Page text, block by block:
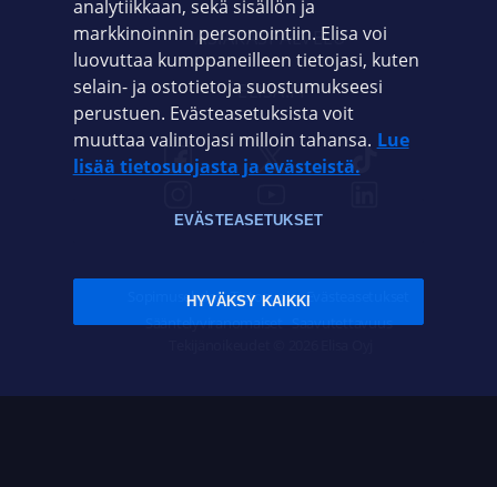
ASIAKASPALVELU
ELISA.FI
Sopimusehdot Tietosuoja Evästeasetukset
Sääntelyviranomaiset Saavutettavuus
analytiikkaan, sekä sisällön ja
markkinoinnin personointiin. Elisa voi
luovuttaa kumppaneilleen tietojasi, kuten
selain- ja ostotietoja suostumukseesi
perustuen. Evästeasetuksista voit
muuttaa valintojasi milloin tahansa. Lue
lisää tietosuojasta ja evästeistä.
EVÄSTEASETUKSET
HYVÄKSY KAIKKI